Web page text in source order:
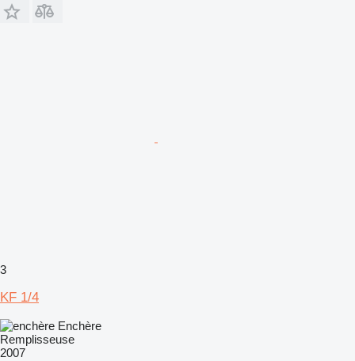
3
KF 1/4
Enchère
Remplisseuse
2007